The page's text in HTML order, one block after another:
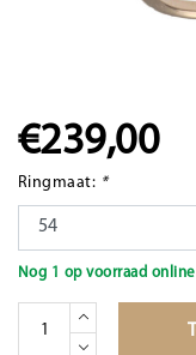
€239,00
Ringmaat: *
Nog 1 op voorraad